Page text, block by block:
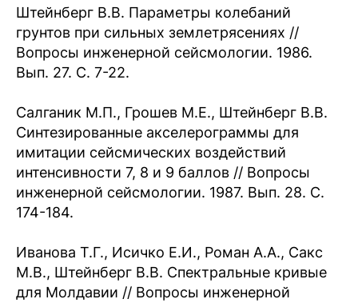
Штейнберг В.В. Параметры колебаний
грунтов при сильных землетрясениях //
Вопросы инженерной сейсмологии. 1986.
Вып. 27. C. 7-22.
Салганик М.П., Грошев М.Е., Штейнберг В.В.
Синтезированные акселерограммы для
имитации сейсмических воздействий
интенсивности 7, 8 и 9 баллов // Вопросы
инженерной сейсмологии. 1987. Вып. 28. С.
174-184.
Иванова Т.Г., Исичко Е.И., Роман А.А., Сакс
М.В., Штейнберг В.В. Спектральные кривые
для Молдавии // Вопросы инженерной